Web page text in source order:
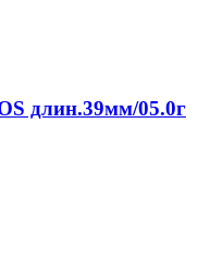
длин.39мм/05.0г